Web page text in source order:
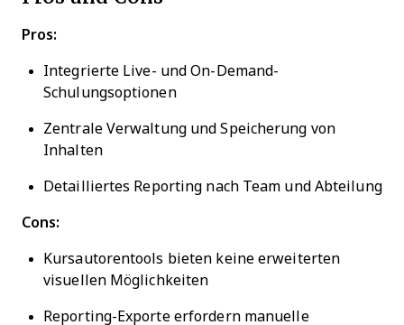
Pros:
Integrierte Live- und On-Demand-
Schulungsoptionen
Zentrale Verwaltung und Speicherung von
Inhalten
Detailliertes Reporting nach Team und Abteilung
Cons:
Kursautorentools bieten keine erweiterten
visuellen Möglichkeiten
Reporting-Exporte erfordern manuelle